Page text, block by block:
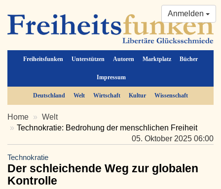
Freiheitsfunken Unterstützen Autoren Marktplatz Bücher
Impressum
Anmelden
Deutschland Welt Wirtschaft Kultur Wissenschaft
Home
Welt
Technokratie: Bedrohung der menschlichen Freiheit
05. Oktober 2025 06:00
Technokratie
Der schleichende Weg zur globalen
Kontrolle